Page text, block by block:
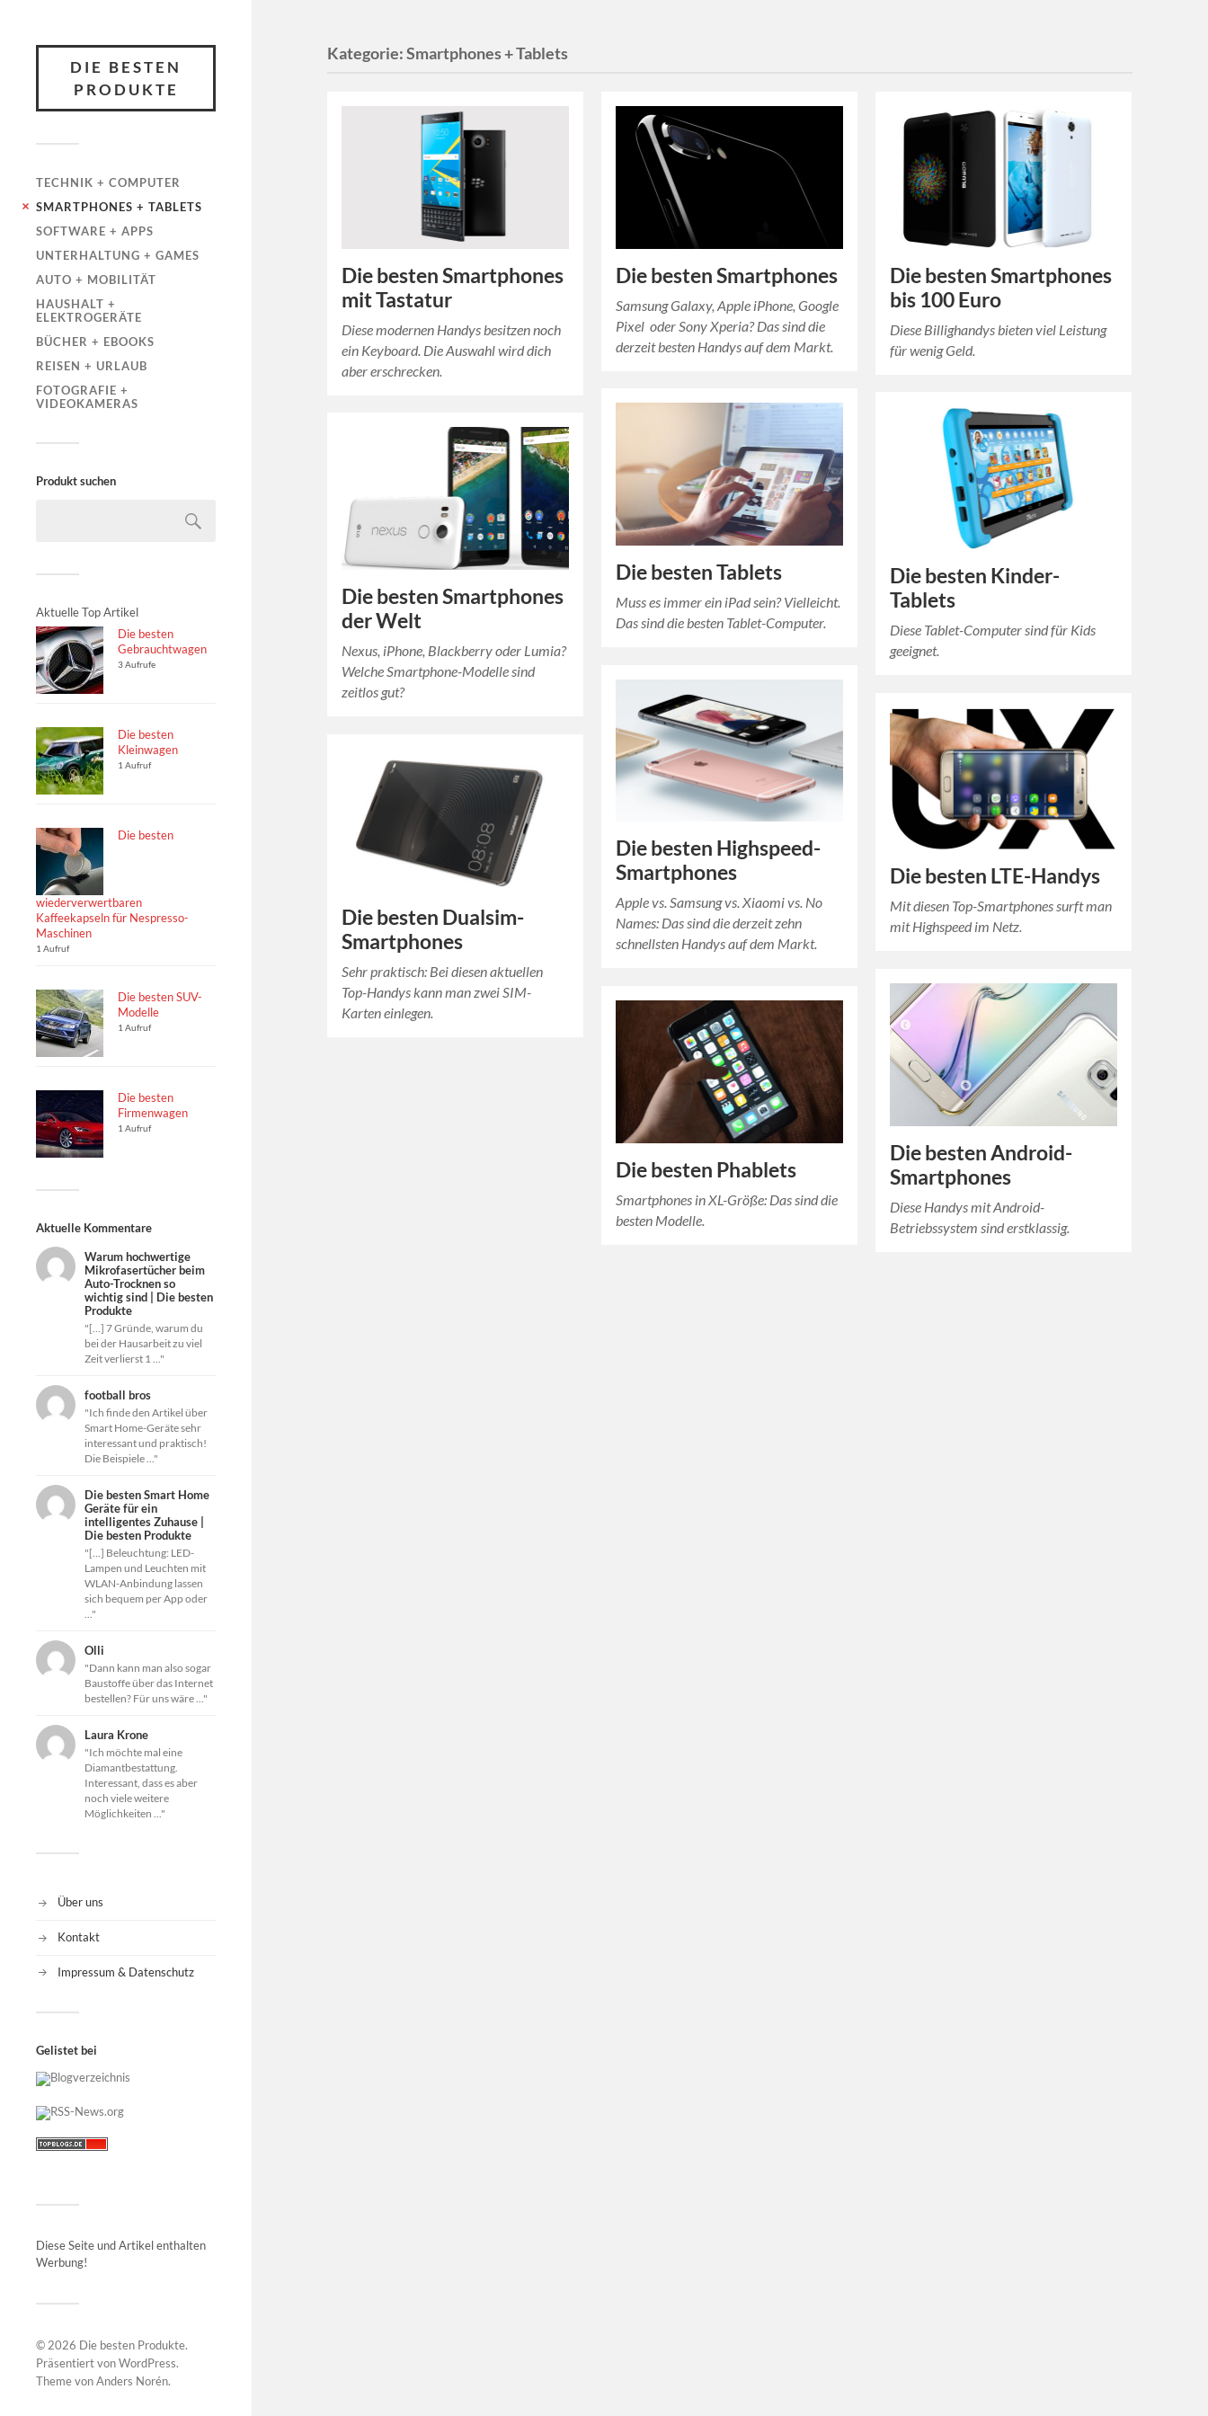
DIE BESTEN
PRODUKTE
TECHNIK + COMPUTER
SMARTPHONES + TABLETS
SOFTWARE + APPS
UNTERHALTUNG + GAMES
AUTO + MOBILITÄT
HAUSHALT +
ELEKTROGERÄTE
BÜCHER + EBOOKS
REISEN + URLAUB
FOTOGRAFIE +
VIDEOKAMERAS
Produkt suchen
Aktuelle Top Artikel
Die besten
Gebrauchtwagen
3 Aufrufe
Die besten
Kleinwagen
1 Aufruf
Die besten
wiederverwertbaren
Kaffeekapseln für Nespresso-
Maschinen
1 Aufruf
Die besten SUV-
Modelle
1 Aufruf
Die besten
Firmenwagen
1 Aufruf
Aktuelle Kommentare
Warum hochwertige
Mikrofasertücher beim
Auto-Trocknen so
wichtig sind | Die besten
Produkte
"[…] 7 Gründe, warum du
bei der Hausarbeit zu viel
Zeit verlierst 1 ..."
football bros
"Ich finde den Artikel über
Smart Home-Geräte sehr
interessant und praktisch!
Die Beispiele ..."
Die besten Smart Home
Geräte für ein
intelligentes Zuhause |
Die besten Produkte
"[…] Beleuchtung: LED-
Lampen und Leuchten mit
WLAN-Anbindung lassen
sich bequem per App oder
..."
Olli
"Dann kann man also sogar
Baustoffe über das Internet
bestellen? Für uns wäre ..."
Laura Krone
"Ich möchte mal eine
Diamantbestattung.
Interessant, dass es aber
noch viele weitere
Möglichkeiten ..."
Über uns
Kontakt
Impressum & Datenschutz
Gelistet bei
Diese Seite und Artikel enthalten
Werbung!
© 2026 Die besten Produkte.
Präsentiert vonWordPress.
Theme vonAnders Norén.
Kategorie:Smartphones + Tablets
Die besten Smartphones
mit Tastatur
Diese modernen Handys besitzen noch
ein Keyboard. Die Auswahl wird dich
aber erschrecken.
Die besten Smartphones
Samsung Galaxy, Apple iPhone, Google
Pixel oder Sony Xperia? Das sind die
derzeit besten Handys auf dem Markt.
Die besten Smartphones
bis 100 Euro
Diese Billighandys bieten viel Leistung
für wenig Geld.
Die besten Tablets
Muss es immer ein iPad sein? Vielleicht.
Das sind die besten Tablet-Computer.
Die besten Kinder-
Tablets
Diese Tablet-Computer sind für Kids
geeignet.
Die besten Smartphones
der Welt
Nexus, iPhone, Blackberry oder Lumia?
Welche Smartphone-Modelle sind
zeitlos gut?
Die besten Highspeed-
Smartphones
Apple vs. Samsung vs. Xiaomi vs. No
Names: Das sind die derzeit zehn
schnellsten Handys auf dem Markt.
Die besten LTE-Handys
Mit diesen Top-Smartphones surft man
mit Highspeed im Netz.
Die besten Dualsim-
Smartphones
Sehr praktisch: Bei diesen aktuellen
Top-Handys kann man zwei SIM-
Karten einlegen.
Die besten Android-
Smartphones
Diese Handys mit Android-
Betriebssystem sind erstklassig.
Die besten Phablets
Smartphones in XL-Größe: Das sind die
besten Modelle.